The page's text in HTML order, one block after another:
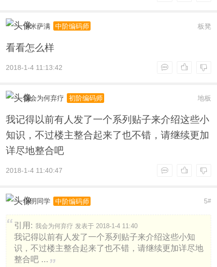
板凳
卡米萨满 中阶编码师
看看怎么样
2018-1-4 11:13:42
地板
我会为何弃疗 初阶编码师
我记得以前有人发了一个系列贴子来介绍这些小
知识，不过楼主整合起来了也不错，请继续更加
详尽地整合吧
2018-1-4 11:40:47
5#
小明同学 中阶编码师
引用: 我会为何弃疗 发表于 2018-1-4 11:40
我记得以前有人发了一个系列贴子来介绍这些小知
识，不过楼主整合起来了也不错，请继续更加详尽地
整合吧 ...